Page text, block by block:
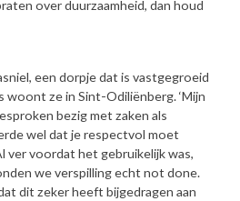
over duurzaamheid, dan houd
een dorpje dat is vastgegroeid
woont ze in Sint-Odiliënberg. ‘Mijn
bezig met zaken als
wel dat je respectvol moet
ver voordat het gebruikelijk was,
we verspilling echt not done.
dit zeker heeft bijgedragen aan